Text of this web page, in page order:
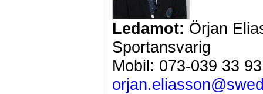
Ledamot: Örjan
Sportansvarig
Mobil: 073-039 33 93